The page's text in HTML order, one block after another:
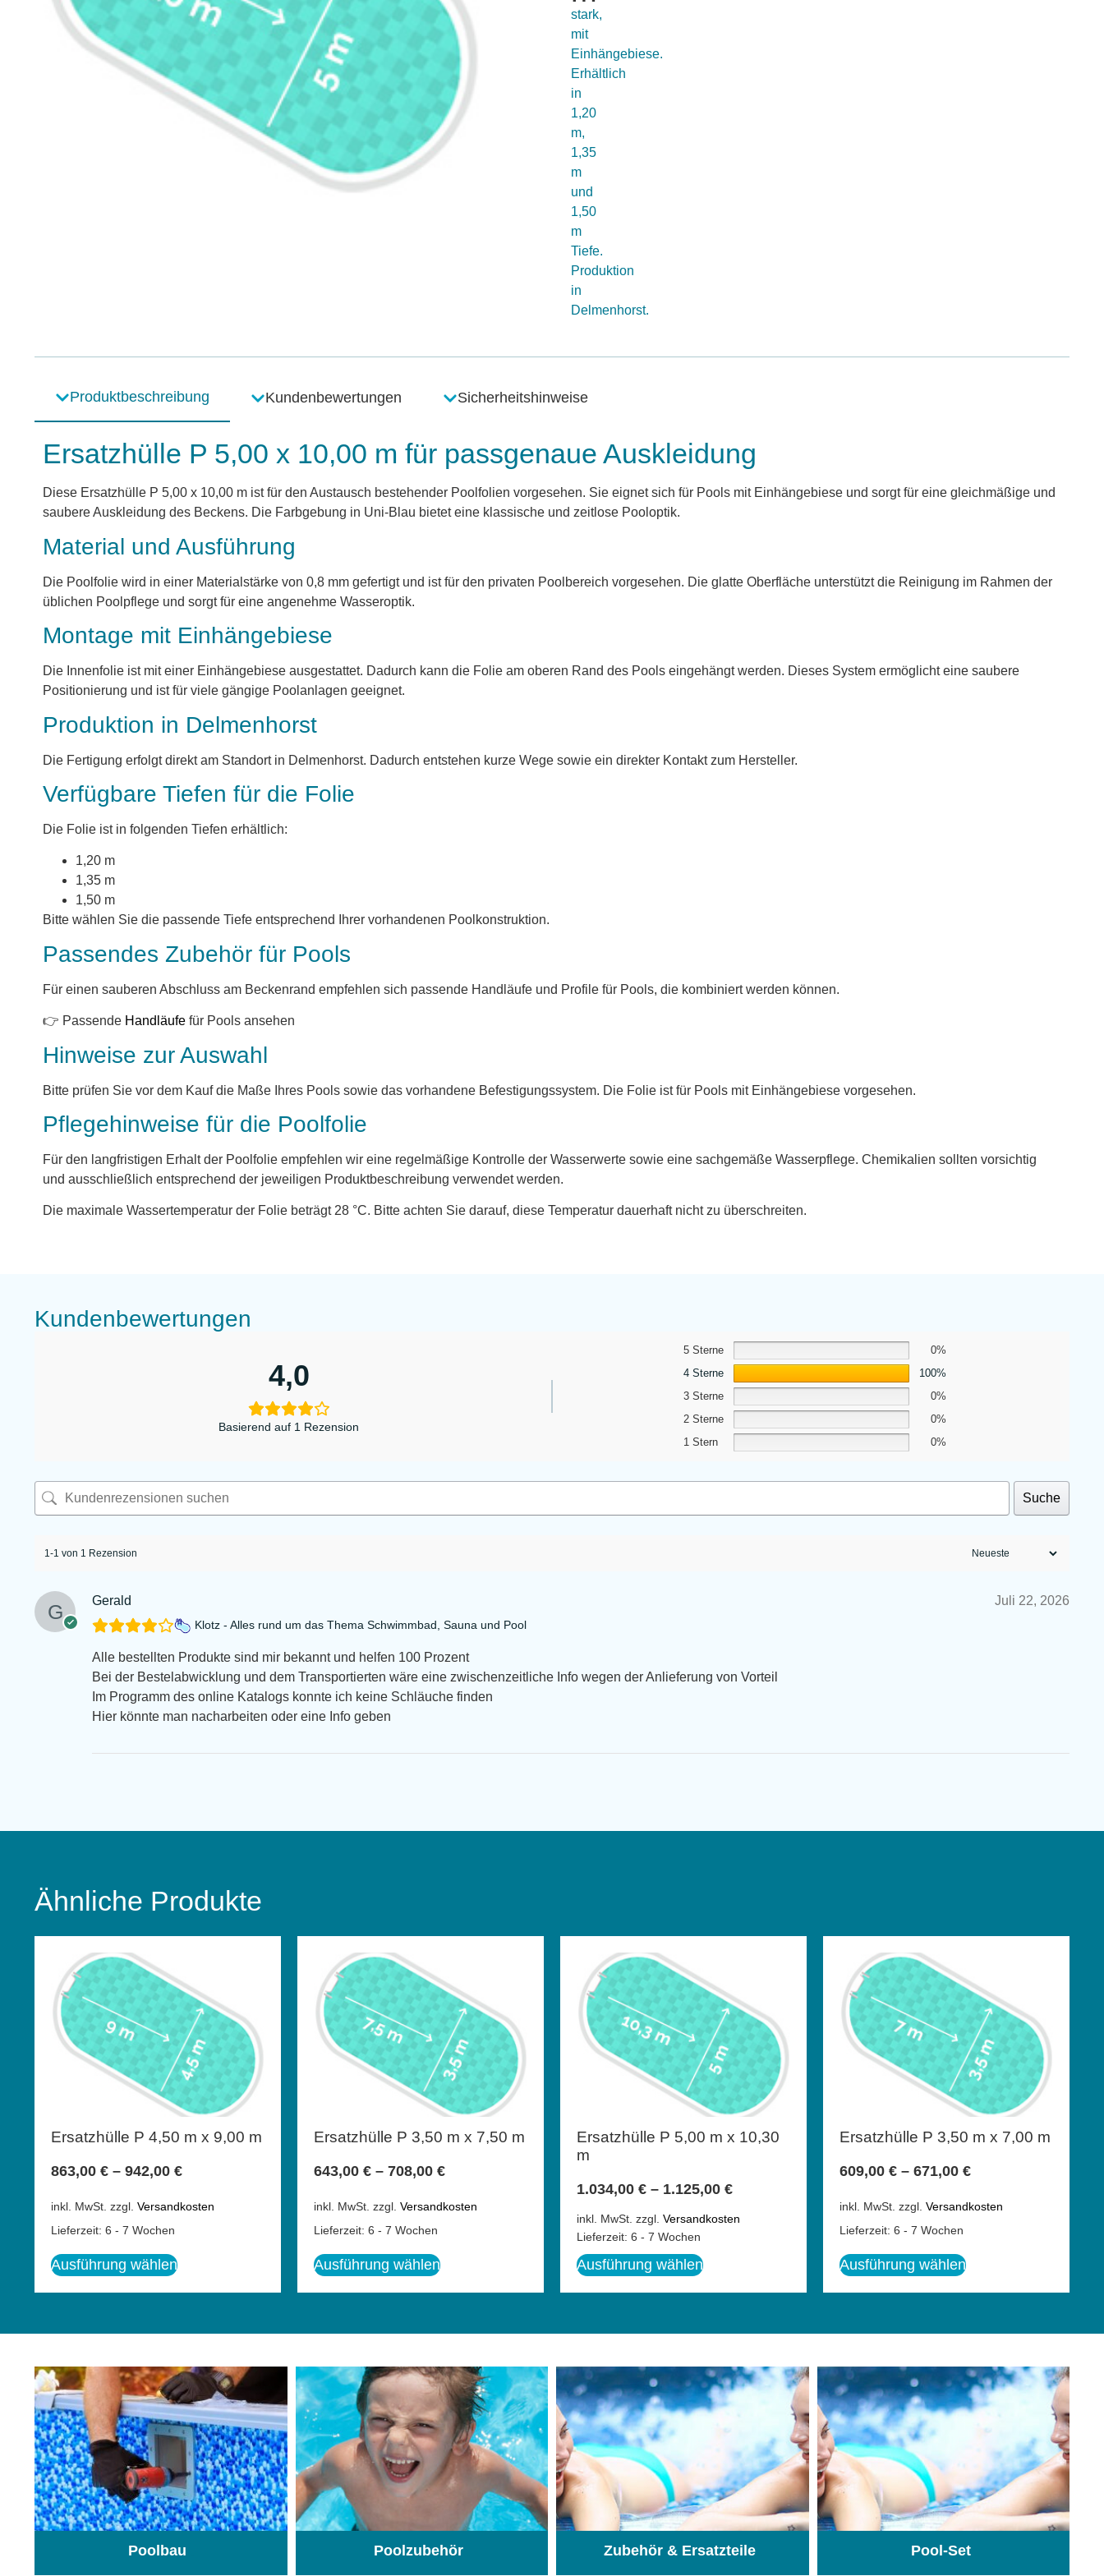
stark,
mit
Einhängebiese.
Erhältlich
in
1,20
m,
1,35
m
und
1,50
m
Tiefe.
Produktion
in
Delmenhorst.
Produktbeschreibung Kundenbewertungen Sicherheitshinweise
Ersatzhülle P 5,00 x 10,00 m für passgenaue Auskleidung
Diese Ersatzhülle P 5,00 x 10,00 m ist für den Austausch bestehender Poolfolien vorgesehen. Sie eignet sich für Pools mit Einhängebiese und sorgt für eine gleichmäßige und
saubere Auskleidung des Beckens. Die Farbgebung in Uni-Blau bietet eine klassische und zeitlose Pooloptik.
Material und Ausführung
Die Poolfolie wird in einer Materialstärke von 0,8 mm gefertigt und ist für den privaten Poolbereich vorgesehen. Die glatte Oberfläche unterstützt die Reinigung im Rahmen der
üblichen Poolpflege und sorgt für eine angenehme Wasseroptik.
Montage mit Einhängebiese
Die Innenfolie ist mit einer Einhängebiese ausgestattet. Dadurch kann die Folie am oberen Rand des Pools eingehängt werden. Dieses System ermöglicht eine saubere
Positionierung und ist für viele gängige Poolanlagen geeignet.
Produktion in Delmenhorst
Die Fertigung erfolgt direkt am Standort in Delmenhorst. Dadurch entstehen kurze Wege sowie ein direkter Kontakt zum Hersteller.
Verfügbare Tiefen für die Folie
Die Folie ist in folgenden Tiefen erhältlich:
1,20 m
1,35 m
1,50 m
Bitte wählen Sie die passende Tiefe entsprechend Ihrer vorhandenen Poolkonstruktion.
Passendes Zubehör für Pools
Für einen sauberen Abschluss am Beckenrand empfehlen sich passende Handläufe und Profile für Pools, die kombiniert werden können.
👉 Passende Handläufe für Pools ansehen
Hinweise zur Auswahl
Bitte prüfen Sie vor dem Kauf die Maße Ihres Pools sowie das vorhandene Befestigungssystem. Die Folie ist für Pools mit Einhängebiese vorgesehen.
Pflegehinweise für die Poolfolie
Für den langfristigen Erhalt der Poolfolie empfehlen wir eine regelmäßige Kontrolle der Wasserwerte sowie eine sachgemäße Wasserpflege. Chemikalien sollten vorsichtig
und ausschließlich entsprechend der jeweiligen Produktbeschreibung verwendet werden.
Die maximale Wassertemperatur der Folie beträgt 28 °C. Bitte achten Sie darauf, diese Temperatur dauerhaft nicht zu überschreiten.
Kundenbewertungen
4,0
Basierend auf 1 Rezension
5 Sterne
0%
4 Sterne
100%
3 Sterne
0%
2 Sterne
0%
1 Stern
0%
Suche
1-1 von 1 Rezension
Gerald Juli 22, 2026
Klotz - Alles rund um das Thema Schwimmbad, Sauna und Pool
Alle bestellten Produkte sind mir bekannt und helfen 100 Prozent
Bei der Bestelabwicklung und dem Transportierten wäre eine zwischenzeitliche Info wegen der Anlieferung von Vorteil
Im Programm des online Katalogs konnte ich keine Schläuche finden
Hier könnte man nacharbeiten oder eine Info geben
Ähnliche Produkte
Ersatzhülle P 4,50 m x 9,00 m
863,00 € – 942,00 €
inkl. MwSt. zzgl. Versandkosten
Lieferzeit: 6 - 7 Wochen
Ausführung wählen
Ersatzhülle P 3,50 m x 7,50 m
643,00 € – 708,00 €
inkl. MwSt. zzgl. Versandkosten
Lieferzeit: 6 - 7 Wochen
Ausführung wählen
Ersatzhülle P 5,00 m x 10,30
m
1.034,00 € – 1.125,00 €
inkl. MwSt. zzgl. Versandkosten
Lieferzeit: 6 - 7 Wochen
Ausführung wählen
Ersatzhülle P 3,50 m x 7,00 m
609,00 € – 671,00 €
inkl. MwSt. zzgl. Versandkosten
Lieferzeit: 6 - 7 Wochen
Ausführung wählen
Poolbau Poolzubehör Zubehör & Ersatzteile Pool-Set